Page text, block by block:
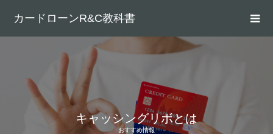
カードローンR&C教科書
キャッシングリボとは
おすすめ情報